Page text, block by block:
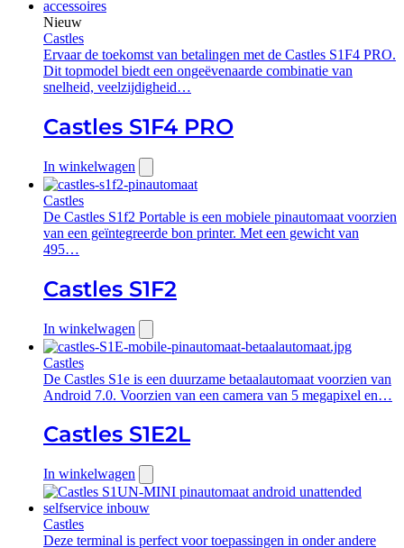
Nieuw
Castles
Ervaar de toekomst van betalingen met de Castles S1F4 PRO.
Dit topmodel biedt een ongeëvenaarde combinatie van
snelheid, veelzijdigheid…
Castles S1F4 PRO
In winkelwagen
Castles
De Castles S1f2 Portable is een mobiele pinautomaat voorzien
van een geïntegreerde bon printer. Met een gewicht van
495…
Castles S1F2
In winkelwagen
Castles
De Castles S1e is een duurzame betaalautomaat voorzien van
Android 7.0. Voorzien van een camera van 5 megapixel en…
Castles S1E2L
In winkelwagen
Castles
Deze terminal is perfect voor toepassingen in onder andere